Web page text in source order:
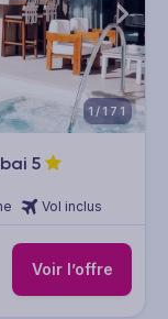
1/171
5
Vol inclus
Voir l’offre